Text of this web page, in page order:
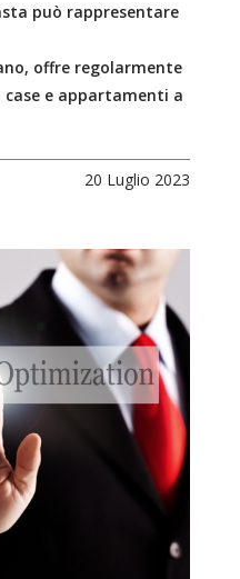
può rappresentare
offre regolarmente
e appartamenti a
20 Luglio 2023